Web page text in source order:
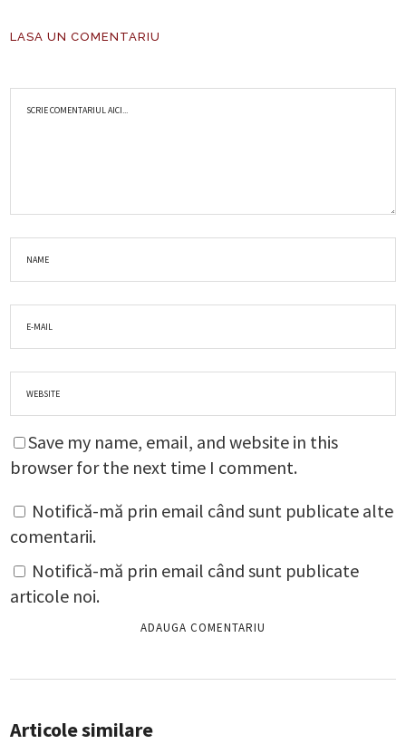
LASA UN COMENTARIU
Save my name, email, and website in this
browser for the next time I comment.
Notifică-mă prin email când sunt publicate alte
comentarii.
Notifică-mă prin email când sunt publicate
articole noi.
Articole similare